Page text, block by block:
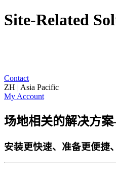
Site-Related
Contact
ZH | Asia Pacific
My Account
场地相关的解决方
安装更快速、准备更便捷